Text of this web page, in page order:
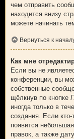
чем отправить
находится внизу
можете начинать
Вернуться к
Как мне
Если вы не
конференции, вы
собственные
щёлкнув по кнопке
иногда только в
создания. Если
появится
правок, а также